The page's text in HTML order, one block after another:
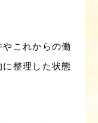
これからの働
整理した状態